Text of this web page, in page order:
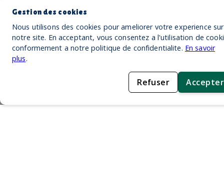
Gestion des cookies
Nous utilisons des cookies pour ameliorer votre experience sur
notre site. En acceptant, vous consentez a l'utilisation de
conformement a notre politique de confidentialite. En savoir
plus.
Refuser Accepter